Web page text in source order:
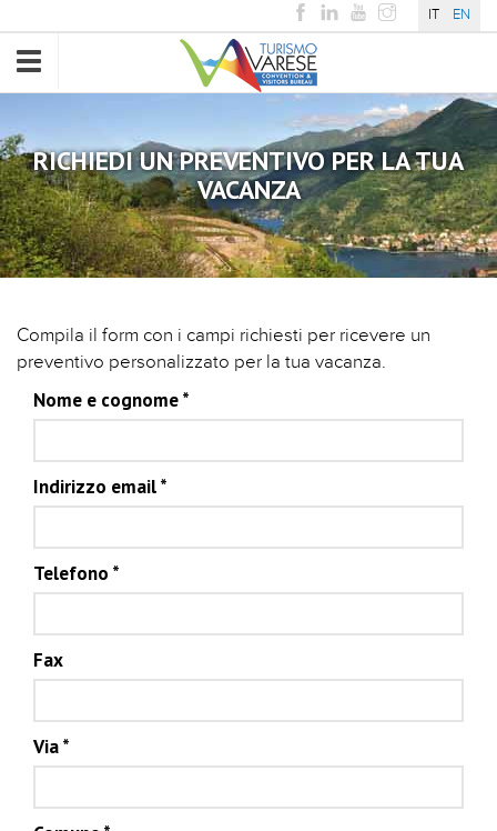
IT EN
Toggle
navigation
RICHIEDI UN PREVENTIVO PER LA TUA
VACANZA
Compila il form con i campi richiesti per ricevere un
preventivo personalizzato per la tua vacanza.
Nome e cognome*
Indirizzo email*
Telefono *
Fax
Via*